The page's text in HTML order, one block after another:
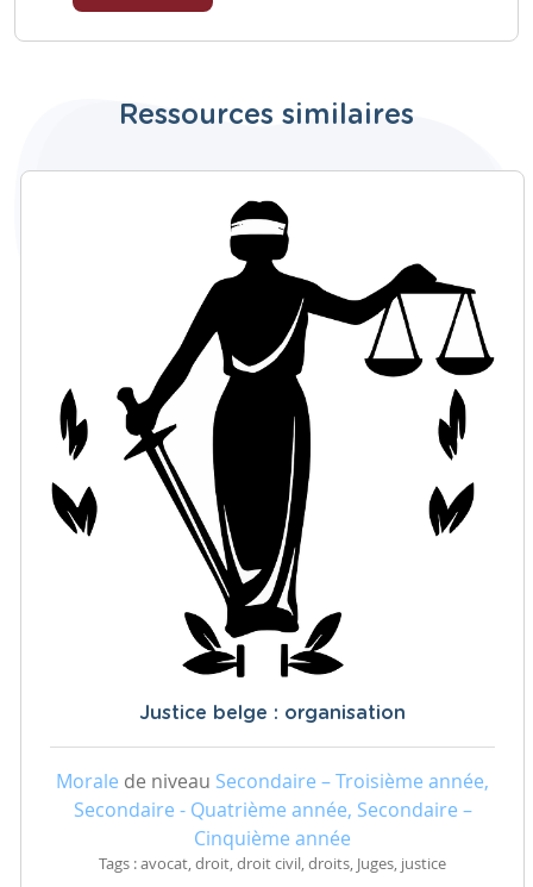
Ressources similaires
Justice belge : organisation
Morale de niveau Secondaire – Troisième année,
Secondaire - Quatrième année, Secondaire –
Cinquième année
Tags : avocat, droit, droit civil, droits, Juges, justice